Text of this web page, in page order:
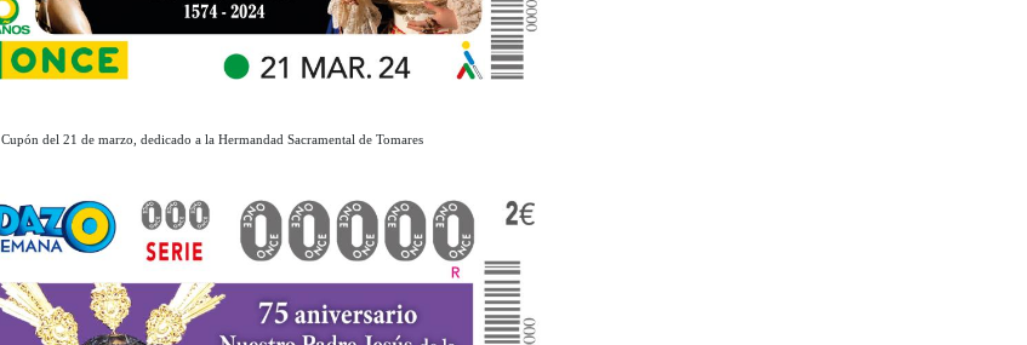
Cupón del 21 de marzo, dedicado a la Hermandad Sacramental de Tomares